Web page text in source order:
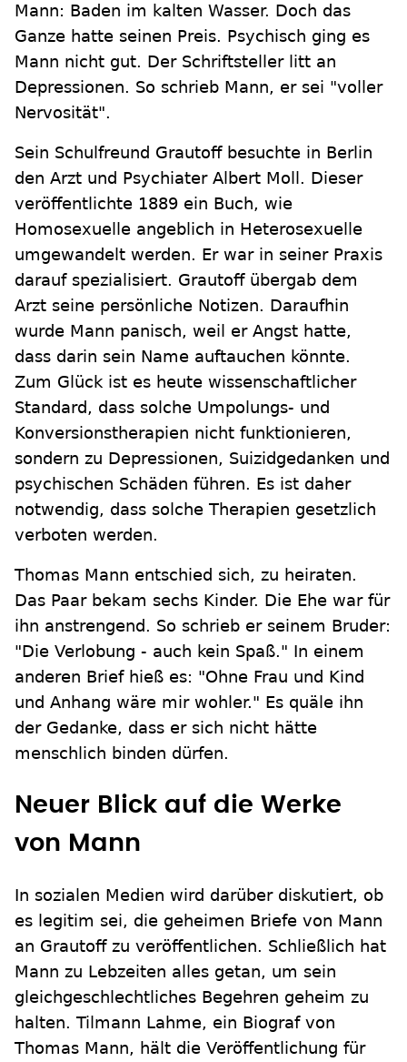
Mann: Baden im kalten Wasser. Doch das
Ganze hatte seinen Preis. Psychisch ging es
Mann nicht gut. Der Schriftsteller litt an
Depressionen. So schrieb Mann, er sei "voller
Nervosität".
Sein Schulfreund Grautoff besuchte in Berlin
den Arzt und Psychiater Albert Moll. Dieser
veröffentlichte 1889 ein Buch, wie
Homosexuelle angeblich in Heterosexuelle
umgewandelt werden. Er war in seiner Praxis
darauf spezialisiert. Grautoff übergab dem
Arzt seine persönliche Notizen. Daraufhin
wurde Mann panisch, weil er Angst hatte,
dass darin sein Name auftauchen könnte.
Zum Glück ist es heute wissenschaftlicher
Standard, dass solche Umpolungs- und
Konversionstherapien nicht funktionieren,
sondern zu Depressionen, Suizidgedanken und
psychischen Schäden führen. Es ist daher
notwendig, dass solche Therapien gesetzlich
verboten werden.
Thomas Mann entschied sich, zu heiraten.
Das Paar bekam sechs Kinder. Die Ehe war für
ihn anstrengend. So schrieb er seinem Bruder:
"Die Verlobung - auch kein Spaß." In einem
anderen Brief hieß es: "Ohne Frau und Kind
und Anhang wäre mir wohler." Es quäle ihn
der Gedanke, dass er sich nicht hätte
menschlich binden dürfen.
Neuer Blick auf die Werke
von Mann
In sozialen Medien wird darüber diskutiert, ob
es legitim sei, die geheimen Briefe von Mann
an Grautoff zu veröffentlichen. Schließlich hat
Mann zu Lebzeiten alles getan, um sein
gleichgeschlechtliches Begehren geheim zu
halten. Tilmann Lahme, ein Biograf von
Thomas Mann, hält die Veröffentlichung für